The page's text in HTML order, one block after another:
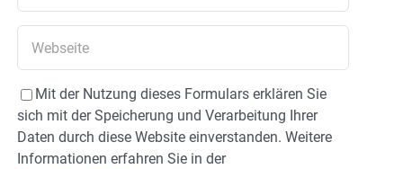
Mit der Nutzung dieses Formulars erklären Sie
sich mit der Speicherung und Verarbeitung Ihrer
Daten durch diese Website einverstanden. Weitere
Informationen erfahren Sie in der